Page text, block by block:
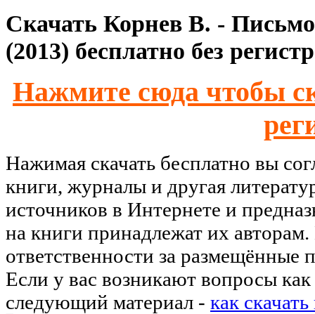
Скачать Корнев В. -
(2013) бесплатно без
Нажмите сюда чтобы
Нажимая скачать бесплатно вы
книги, журналы и другая
источников в Интернете и
на книги принадлежат их
ответственности за размещённые
Если у вас возникают вопросы как
следующий материал - как